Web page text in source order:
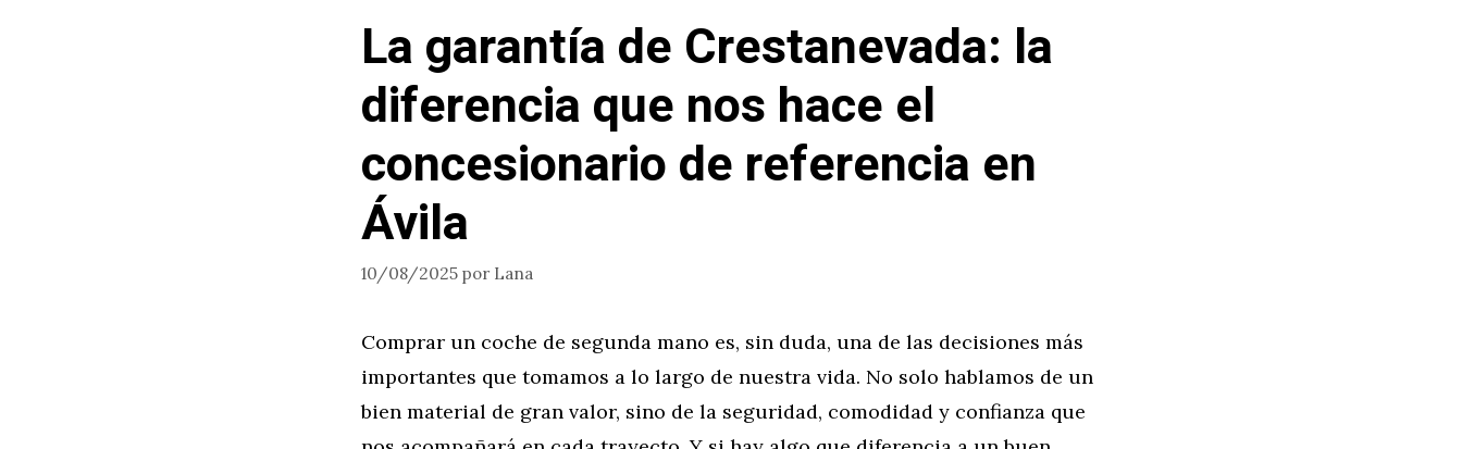
La garantía de Crestanevada: la
diferencia que nos hace el
concesionario de referencia en
Ávila
10/08/2025 por Lana
Comprar un coche de segunda mano es, sin duda, una de las decisiones más
importantes que tomamos a lo largo de nuestra vida. No solo hablamos de un
bien material de gran valor, sino de la seguridad, comodidad y confianza que